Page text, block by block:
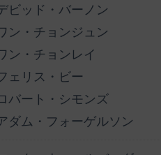
ビッド・バーノン
ン・チョンジュン
ン・チョンレイ
ェリス・ビー
バート・シモンズ
ダム・フォーゲルソン